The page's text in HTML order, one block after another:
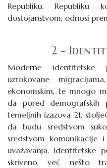
Republiku.
dostojanstvom, odnosi
2 -
Moderne
uzrokovane
ekonomskim, te mnogo
da pored demografskih
temeljnih izazova 21.
da budu sredstvom
sredstvom komunikacije
uvažavanja. Identitetske
skriveno, već nešto